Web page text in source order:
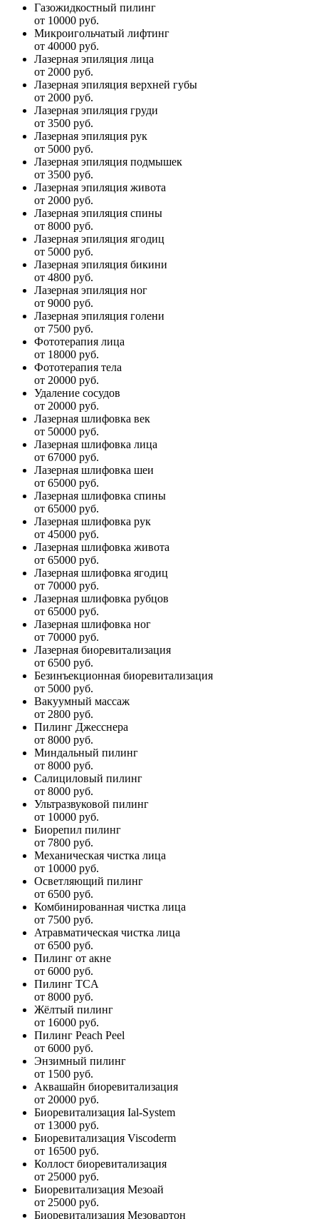
Газожидкостный пилинг
от 10000 руб.
Микроигольчатый лифтинг
от 40000 руб.
Лазерная эпиляция лица
от 2000 руб.
Лазерная эпиляция верхней губы
от 2000 руб.
Лазерная эпиляция груди
от 3500 руб.
Лазерная эпиляция рук
от 5000 руб.
Лазерная эпиляция подмышек
от 3500 руб.
Лазерная эпиляция живота
от 2000 руб.
Лазерная эпиляция спины
от 8000 руб.
Лазерная эпиляция ягодиц
от 5000 руб.
Лазерная эпиляция бикини
от 4800 руб.
Лазерная эпиляция ног
от 9000 руб.
Лазерная эпиляция голени
от 7500 руб.
Фототерапия лица
от 18000 руб.
Фототерапия тела
от 20000 руб.
Удаление сосудов
от 20000 руб.
Лазерная шлифовка век
от 50000 руб.
Лазерная шлифовка лица
от 67000 руб.
Лазерная шлифовка шеи
от 65000 руб.
Лазерная шлифовка спины
от 65000 руб.
Лазерная шлифовка рук
от 45000 руб.
Лазерная шлифовка живота
от 65000 руб.
Лазерная шлифовка ягодиц
от 70000 руб.
Лазерная шлифовка рубцов
от 65000 руб.
Лазерная шлифовка ног
от 70000 руб.
Лазерная биоревитализация
от 6500 руб.
Безинъекционная биоревитализация
от 5000 руб.
Вакуумный массаж
от 2800 руб.
Пилинг Джесснера
от 8000 руб.
Миндальный пилинг
от 8000 руб.
Салициловый пилинг
от 8000 руб.
Ультразвуковой пилинг
от 10000 руб.
Биорепил пилинг
от 7800 руб.
Механическая чистка лица
от 10000 руб.
Осветляющий пилинг
от 6500 руб.
Комбинированная чистка лица
от 7500 руб.
Атравматическая чистка лица
от 6500 руб.
Пилинг от акне
от 6000 руб.
Пилинг TCA
от 8000 руб.
Жёлтый пилинг
от 16000 руб.
Пилинг Peach Peel
от 6000 руб.
Энзимный пилинг
от 1500 руб.
Аквашайн биоревитализация
от 20000 руб.
Биоревитализация Ial-System
от 13000 руб.
Биоревитализация Viscoderm
от 16500 руб.
Коллост биоревитализация
от 25000 руб.
Биоревитализация Мезоай
от 25000 руб.
Биоревитализация Мезовартон